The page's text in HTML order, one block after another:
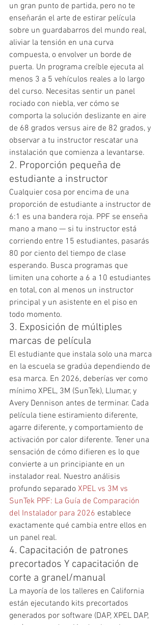
un gran punto de partida, pero no te
enseñarán el arte de estirar película
sobre un guardabarros del mundo real,
aliviar la tensión en una curva
compuesta, o envolver un borde de
puerta. Un programa creíble ejecuta al
menos 3 a 5 vehículos reales a lo largo
del curso. Necesitas sentir un panel
rociado con niebla, ver cómo se
comporta la solución deslizante en aire
de 68 grados versus aire de 82 grados, y
observar a tu instructor rescatar una
instalación que comienza a levantarse.
2. Proporción pequeña de
estudiante a instructor
Cualquier cosa por encima de una
proporción de estudiante a instructor de
6:1 es una bandera roja. PPF se enseña
mano a mano — si tu instructor está
corriendo entre 15 estudiantes, pasarás
80 por ciento del tiempo de clase
esperando. Busca programas que
limiten una cohorte a 6 a 10 estudiantes
en total, con al menos un instructor
principal y un asistente en el piso en
todo momento.
3. Exposición de múltiples
marcas de película
El estudiante que instala solo una marca
en la escuela se gradúa dependiendo de
esa marca. En 2026, deberías ver como
mínimo XPEL, 3M (SunTek), Llumar, y
Avery Dennison antes de terminar. Cada
película tiene estiramiento diferente,
agarre diferente, y comportamiento de
activación por calor diferente. Tener una
sensación de cómo difieren es lo que
convierte a un principiante en un
instalador real. Nuestro análisis
profundo separado XPEL vs 3M vs
SunTek PPF: La Guía de Comparación
del Instalador para 2026 establece
exactamente qué cambia entre ellos en
un panel real.
4. Capacitación de patrones
precortados Y capacitación de
corte a granel/manual
La mayoría de los talleres en California
están ejecutando kits precortados
generados por software (DAP, XPEL DAP,